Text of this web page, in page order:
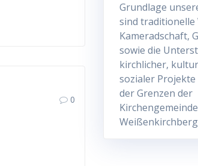
0
Grundlage
sind traditionelle
Kameradschaft,
sowie die
kirchlicher,
sozialer
der Grenzen der
Kirchengemeinde
Weißenkirchberg